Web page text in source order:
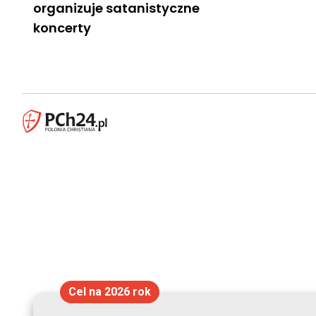
organizuje satanistyczne
koncerty
Cel na 2026 rok